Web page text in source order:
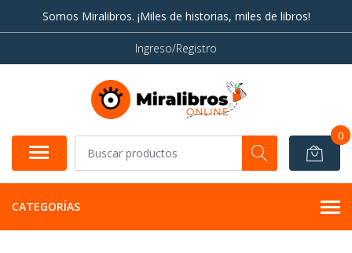
Somos Miralibros. ¡Miles de historias, miles de libros!
Ingreso/Registro
0
CATEGORÍAS